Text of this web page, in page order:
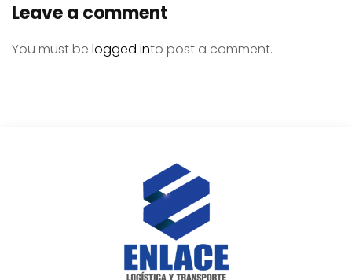
Leave a comment
You must be logged into post a comment.